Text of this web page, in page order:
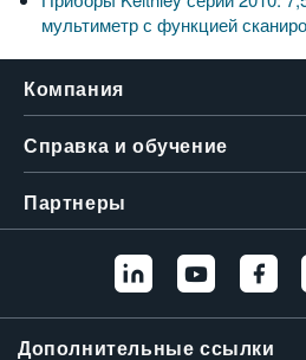
мультиметр с функцией
Компания
Справка и обучение
Партнеры
Дополнительные ссылки